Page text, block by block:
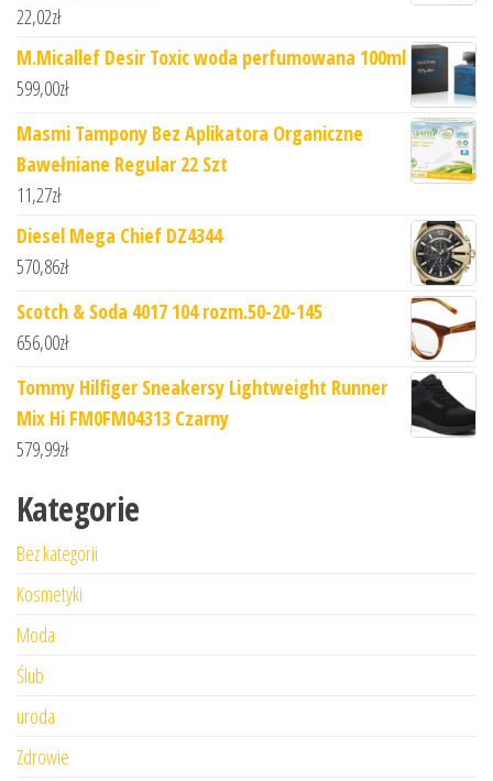
22,02zł
M.Micallef Desir Toxic woda perfumowana 100ml
599,00zł
Masmi Tampony Bez Aplikatora Organiczne
Bawełniane Regular 22 Szt
11,27zł
Diesel Mega Chief DZ4344
570,86zł
Scotch & Soda 4017 104 rozm.50-20-145
656,00zł
Tommy Hilfiger Sneakersy Lightweight Runner
Mix Hi FM0FM04313 Czarny
579,99zł
Kategorie
Bez kategorii
Kosmetyki
Moda
Ślub
uroda
Zdrowie